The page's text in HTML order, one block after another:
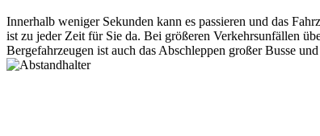
Innerhalb weniger Sekunden kann es passieren und das
ist zu jeder Zeit für Sie da. Bei größeren Verkehrsunfällen
Bergefahrzeugen ist auch das Abschleppen großer Busse